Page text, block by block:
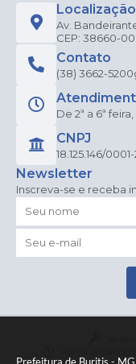
Localização
Av.
CEP: 38660-
Contato
(38) 3662-5200
De 2ª a 6ª
CNPJ
18.125.146/
Newsletter
Inscreva-se e receba